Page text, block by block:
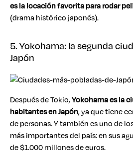
es la locación favorita para rodar
(drama histórico japonés).
5. Yokohama: la segunda
Japón
Después de Tokio,Yokohama es la
habitantes en Japón, ya que tiene
de personas. Y también es uno de
más importantes del país: en sus
de $1.000 millones de euros.